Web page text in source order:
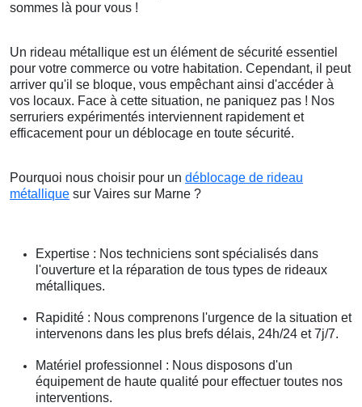
sommes là pour vous !
Un rideau métallique est un élément de sécurité essentiel
pour votre commerce ou votre habitation. Cependant, il peut
arriver qu'il se bloque, vous empêchant ainsi d'accéder à
vos locaux. Face à cette situation, ne paniquez pas ! Nos
serruriers expérimentés interviennent rapidement et
efficacement pour un déblocage en toute sécurité.
Pourquoi nous choisir pour un déblocage de rideau
métallique sur Vaires sur Marne ?
Expertise : Nos techniciens sont spécialisés dans
l'ouverture et la réparation de tous types de rideaux
métalliques.
Rapidité : Nous comprenons l'urgence de la situation et
intervenons dans les plus brefs délais, 24h/24 et 7j/7.
Matériel professionnel : Nous disposons d'un
équipement de haute qualité pour effectuer toutes nos
interventions.